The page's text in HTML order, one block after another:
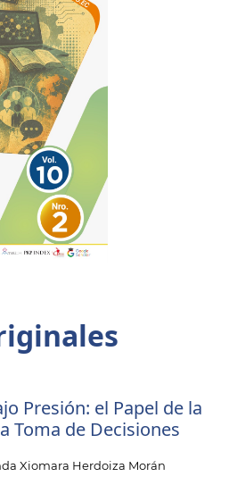
Presión: el Papel de la
Toma de Decisiones
Xiomara Herdoiza Morán